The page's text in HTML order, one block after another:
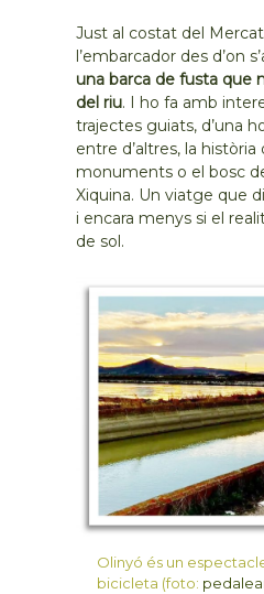
Just al costat del
l’embarcador des d’on
una barca de fusta que
del riu. I ho fa amb
trajectes guiats, d’una
entre d’altres, la
monuments o el bosc
Xiquina. Un viatge que
i encara menys si el
de sol.
Olinyó és un
bicicleta (foto: